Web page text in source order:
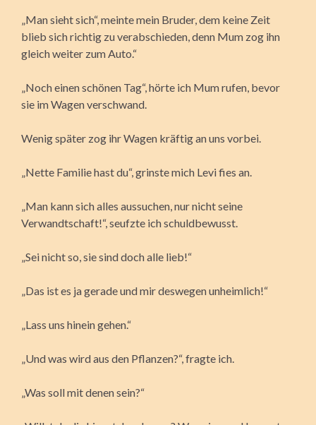
„Man sieht sich“, meinte mein Bruder, dem keine Zeit
blieb sich richtig zu verabschieden, denn Mum zog ihn
gleich weiter zum Auto.“
„Noch einen schönen Tag“, hörte ich Mum rufen, bevor
sie im Wagen verschwand.
Wenig später zog ihr Wagen kräftig an uns vorbei.
„Nette Familie hast du“, grinste mich Levi fies an.
„Man kann sich alles aussuchen, nur nicht seine
Verwandtschaft!“, seufzte ich schuldbewusst.
„Sei nicht so, sie sind doch alle lieb!“
„Das ist es ja gerade und mir deswegen unheimlich!“
„Lass uns hinein gehen.“
„Und was wird aus den Pflanzen?“, fragte ich.
„Was soll mit denen sein?“